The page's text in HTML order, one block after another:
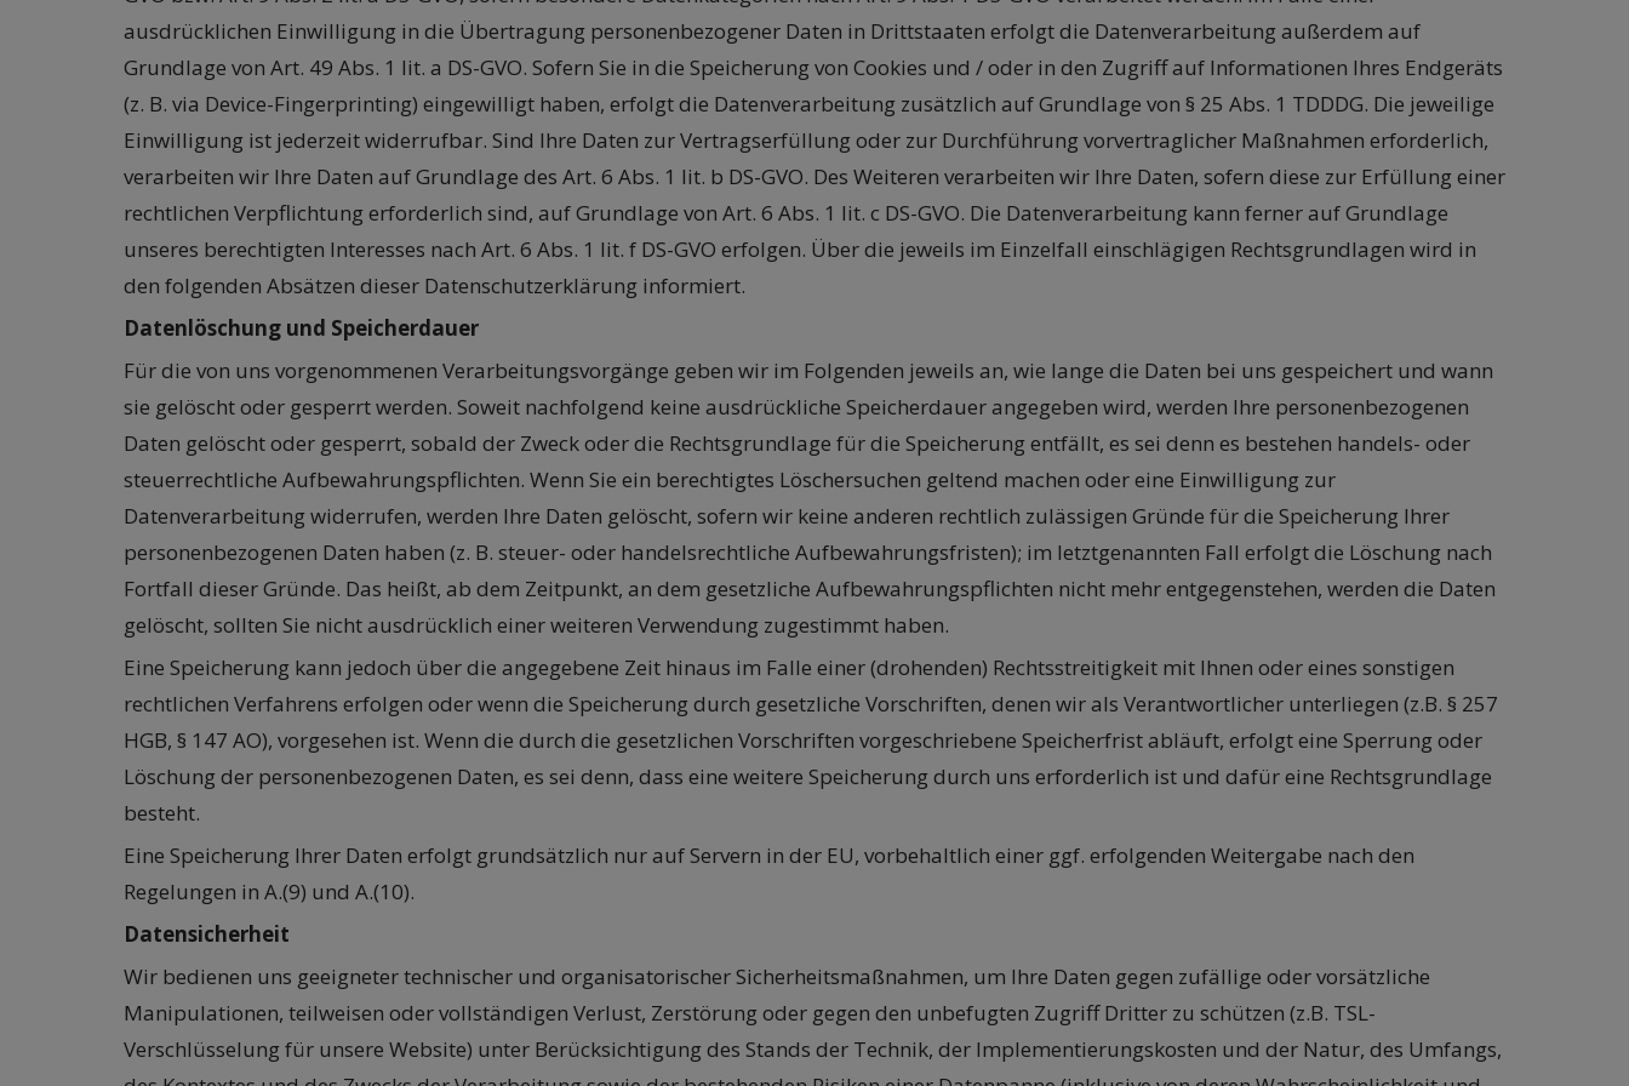
ausdrücklichen Einwilligung in die Übertragung personenbezogener Daten in Drittstaaten erfolgt die Datenverarbeitung außerdem auf
Grundlage von Art. 49 Abs. 1 lit. a DS-GVO. Sofern Sie in die Speicherung von Cookies und / oder in den Zugriff auf Informationen Ihres Endgeräts
(z. B. via Device-Fingerprinting) eingewilligt haben, erfolgt die Datenverarbeitung zusätzlich auf Grundlage von § 25 Abs. 1 TDDDG. Die jeweilige
Einwilligung ist jederzeit widerrufbar. Sind Ihre Daten zur Vertragserfüllung oder zur Durchführung vorvertraglicher Maßnahmen erforderlich,
verarbeiten wir Ihre Daten auf Grundlage des Art. 6 Abs. 1 lit. b DS-GVO. Des Weiteren verarbeiten wir Ihre Daten, sofern diese zur Erfüllung einer
rechtlichen Verpflichtung erforderlich sind, auf Grundlage von Art. 6 Abs. 1 lit. c DS-GVO. Die Datenverarbeitung kann ferner auf Grundlage
unseres berechtigten Interesses nach Art. 6 Abs. 1 lit. f DS-GVO erfolgen. Über die jeweils im Einzelfall einschlägigen Rechtsgrundlagen wird in
den folgenden Absätzen dieser Datenschutzerklärung informiert.
Datenlöschung und Speicherdauer
Für die von uns vorgenommenen Verarbeitungsvorgänge geben wir im Folgenden jeweils an, wie lange die Daten bei uns gespeichert und wann
sie gelöscht oder gesperrt werden. Soweit nachfolgend keine ausdrückliche Speicherdauer angegeben wird, werden Ihre personenbezogenen
Daten gelöscht oder gesperrt, sobald der Zweck oder die Rechtsgrundlage für die Speicherung entfällt, es sei denn es bestehen handels- oder
steuerrechtliche Aufbewahrungspflichten. Wenn Sie ein berechtigtes Löschersuchen geltend machen oder eine Einwilligung zur
Datenverarbeitung widerrufen, werden Ihre Daten gelöscht, sofern wir keine anderen rechtlich zulässigen Gründe für die Speicherung Ihrer
personenbezogenen Daten haben (z. B. steuer- oder handelsrechtliche Aufbewahrungsfristen); im letztgenannten Fall erfolgt die Löschung nach
Fortfall dieser Gründe. Das heißt, ab dem Zeitpunkt, an dem gesetzliche Aufbewahrungspflichten nicht mehr entgegenstehen, werden die Daten
gelöscht, sollten Sie nicht ausdrücklich einer weiteren Verwendung zugestimmt haben.
Eine Speicherung kann jedoch über die angegebene Zeit hinaus im Falle einer (drohenden) Rechtsstreitigkeit mit Ihnen oder eines sonstigen
rechtlichen Verfahrens erfolgen oder wenn die Speicherung durch gesetzliche Vorschriften, denen wir als Verantwortlicher unterliegen (z.B. § 257
HGB, § 147 AO), vorgesehen ist. Wenn die durch die gesetzlichen Vorschriften vorgeschriebene Speicherfrist abläuft, erfolgt eine Sperrung oder
Löschung der personenbezogenen Daten, es sei denn, dass eine weitere Speicherung durch uns erforderlich ist und dafür eine Rechtsgrundlage
besteht.
Eine Speicherung Ihrer Daten erfolgt grundsätzlich nur auf Servern in der EU, vorbehaltlich einer ggf. erfolgenden Weitergabe nach den
Regelungen in A.(9) und A.(10).
Datensicherheit
Wir bedienen uns geeigneter technischer und organisatorischer Sicherheitsmaßnahmen, um Ihre Daten gegen zufällige oder vorsätzliche
Manipulationen, teilweisen oder vollständigen Verlust, Zerstörung oder gegen den unbefugten Zugriff Dritter zu schützen (z.B. TSL-
Verschlüsselung für unsere Website) unter Berücksichtigung des Stands der Technik, der Implementierungskosten und der Natur, des Umfangs,